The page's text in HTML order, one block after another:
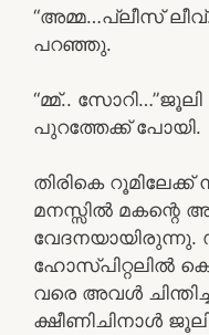
“അമ്മ…പ്ലീസ്
പറഞ്ഞു.
“മ്മ്..
പുറത്തേക്ക് പോയി.
തിരികെ
മനസ്സിൽ
വേദനയായിരുന്നു.
ഹോസ്പിറ്റലിൽ
വരെ അവൾ
ക്ഷീണിചിനാൾ